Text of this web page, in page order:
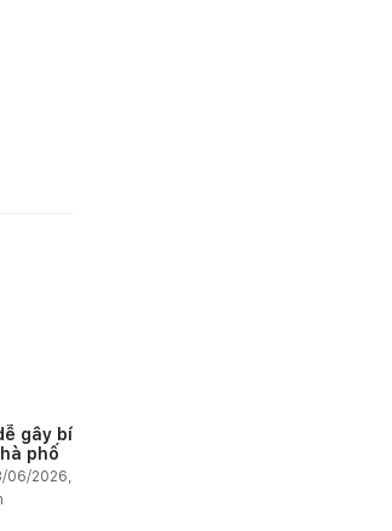
gây bí
phố
06/2026,